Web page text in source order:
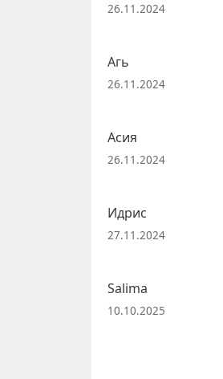
26.11.2024
Агь
26.11.2024
Асия
26.11.2024
Идрис
27.11.2024
Salima
10.10.2025